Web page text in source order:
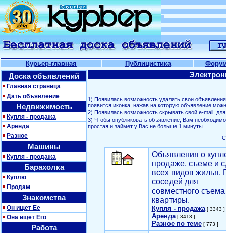
Курьер-главная Публицистика
Доска объявлений
Главная страница
Дать объявление
Недвижимость
Купля - продажа
Аренда
Разное
Машины
Купля - продажа
Барахолка
Куплю
Продам
Знакомства
Он ищет Ее
Она ищет Его
Работа
1) Появилась возможность удалять свои
появится иконка, нажав на которую объявление
2) Появилась возможность скрывать свой е-mail,
3) Чтобы опубликовать объявление, Вам
простая и займет у Вас не больше 1 минуты.
Объявления о
продаже, съеме и
всех видов жилья.
соседей для
совместного съема
квартиры.
Купля - продажа[ 3343 ]
Аренда[ 3413 ]
Разное по теме[ 773 ]